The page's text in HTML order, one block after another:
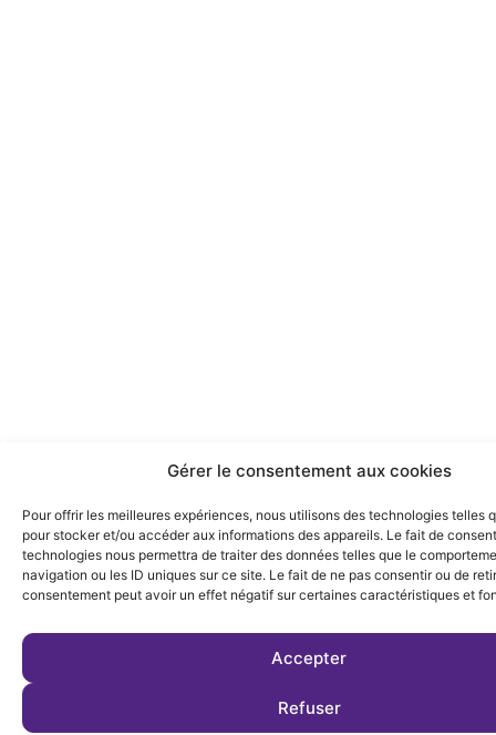
Gérer le consentement aux cookies
Pour offrir les meilleures expériences, nous utilisons des technologies telles
pour stocker et/ou accéder aux informations des appareils. Le fait de
technologies nous permettra de traiter des données telles que le
navigation ou les ID uniques sur ce site. Le fait de ne pas consentir ou de
consentement peut avoir un effet négatif sur certaines caractéristiques et
Accepter
Refuser